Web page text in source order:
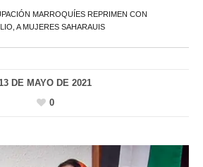
MARROQUÍES REPRIMEN CON
A MUJERES SAHARAUIS
13 DE MAYO DE 2021
0